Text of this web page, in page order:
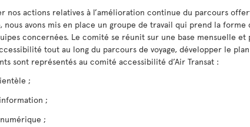
nos actions relatives à l’amélioration continue du parcours
nous avons mis en place un groupe de travail qui prend la
concernées. Le comité se réunit sur une base mensuelle
tout au long du parcours de voyage, développer le
sont représentés au comité accessibilité d’Air Transat :
;
;
;